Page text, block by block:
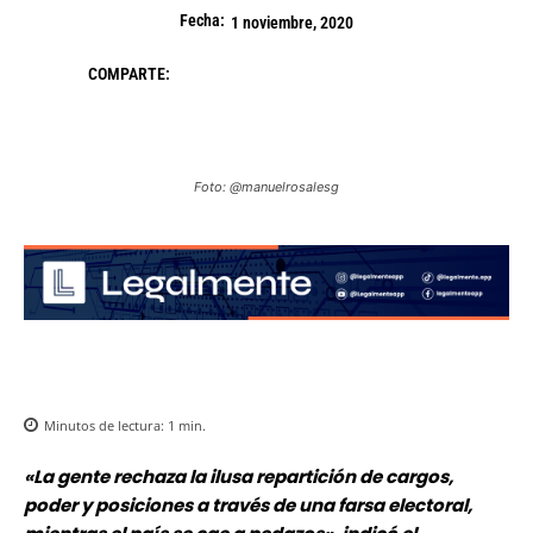
Fecha: 1 noviembre, 2020
COMPARTE:
Foto: @manuelrosalesg
Minutos de lectura: 1 min.
«La gente rechaza la ilusa repartición de cargos,
poder y posiciones a través de una farsa electoral,